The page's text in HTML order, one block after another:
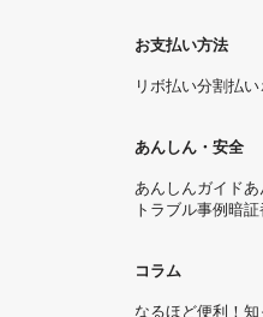
お支払い方法
リボ払い分割払い
あんしん・安全
あんしんガイドあ
トラブル事例暗証
コラム
なるほど便利！